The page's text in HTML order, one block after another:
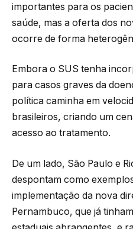
importantes para os
saúde, mas a oferta dos
ocorre de forma
Embora o SUS tenha
para casos graves da
política caminha em
brasileiros, criando um
acesso ao tratamento.
De um lado, São Paulo e
despontam como
implementação da nova
Pernambuco, que já